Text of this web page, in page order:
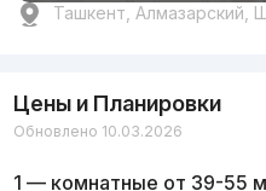
Ташкент, Алмазарский,
Цены и Планировки
Обновлено 10.03.2026
1 — комнатные от 39-55